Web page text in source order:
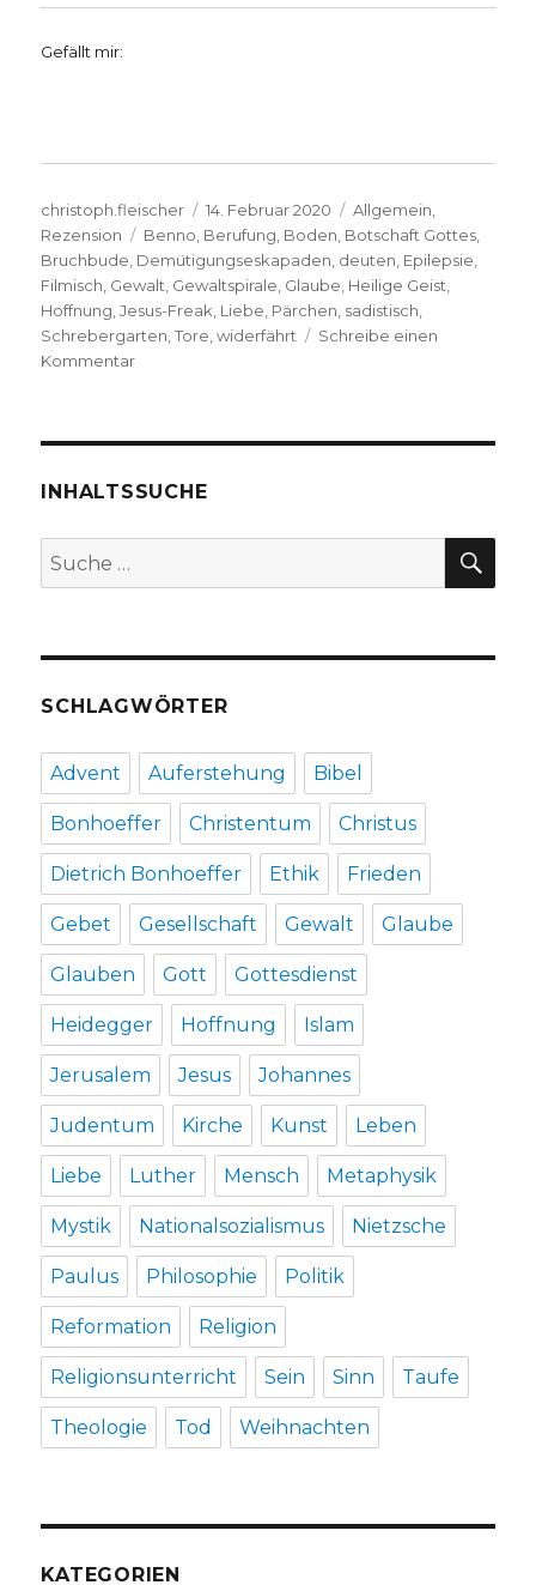
Gefällt mir:
Autor
christoph.fleischer
Veröffentlicht
am
14. Februar 2020 Kategorien
Allgemein
Rezension
Schlagwörter
Benno Berufung Boden Botschaft Gottes
Bruchbude Demütigungseskapaden deuten Epilepsie
Filmisch Gewalt Gewaltspirale Glaube Heilige Geist
Hoffnung ,Jesus-Freak Liebe Pärchen sadistisch
Schrebergarten ,Tore ,widerfährt
Schreibe einen
Kommentarzu
Ketten
kann
Rezension
Leberecht,
2020
INHALTSSUCHE
Suche
nach:
SCHLAGWÖRTER
Advent Auferstehung Bibel
Bonhoeffer Christentum Christus
Dietrich Bonhoeffer Ethik Frieden
Gebet Gesellschaft Gewalt Glaube
Glauben Gott Gottesdienst
Heidegger Hoffnung Islam
Jerusalem Jesus Johannes
Judentum Kirche Kunst Leben
Liebe Luther Mensch Metaphysik
Mystik Nationalsozialismus Nietzsche
Paulus Philosophie Politik
Reformation Religion
Religionsunterricht Sein Sinn Taufe
Theologie Tod Weihnachten
KATEGORIEN